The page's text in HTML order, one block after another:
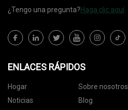
¿Tengo una pregunta?Haga clic aquí
ENLACES RÁPIDOS
Hogar Sobre nosotros
Noticias
Blog